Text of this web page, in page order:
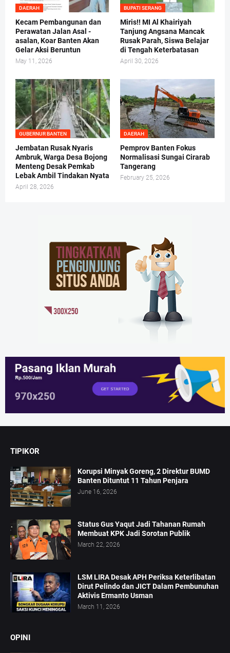
DAERAH
Kecam Pembangunan dan
Perawatan Jalan Asal -
asalan, Koar Banten Akan
Gelar Aksi Beruntun
May 11, 2026
BUPATI SERANG
Miris!! MI Al Khairiyah
Tanjung Angsana Mancak
Rusak Parah, Siswa Belajar
di Tengah Keterbatasan
April 30, 2026
GUBERNUR BANTEN
Jembatan Rusak Nyaris
Ambruk, Warga Desa Bojong
Menteng Desak Pemkab
Lebak Ambil Tindakan Nyata
April 28, 2026
DAERAH
Pemprov Banten Fokus
Normalisasi Sungai Cirarab
Tangerang
February 25, 2026
TIPIKOR
Korupsi Minyak Goreng, 2 Direktur BUMD
Banten Dituntut 11 Tahun Penjara
June 16, 2026
Status Gus Yaqut Jadi Tahanan Rumah
Membuat KPK Jadi Sorotan Publik
March 22, 2026
LSM LIRA Desak APH Periksa Keterlibatan
Dirut Pelindo dan JICT Dalam Pembunuhan
Aktivis Ermanto Usman
March 11, 2026
OPINI